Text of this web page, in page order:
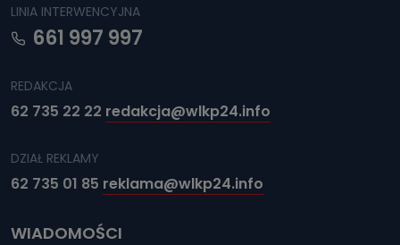
LINIA INTERWENCYJNA
661 997 997
REDAKCJA
62 735 22 22 redakcja@wlkp24.info
DZIAŁ REKLAMY
62 735 01 85 reklama@wlkp24.info
WIADOMOŚCI